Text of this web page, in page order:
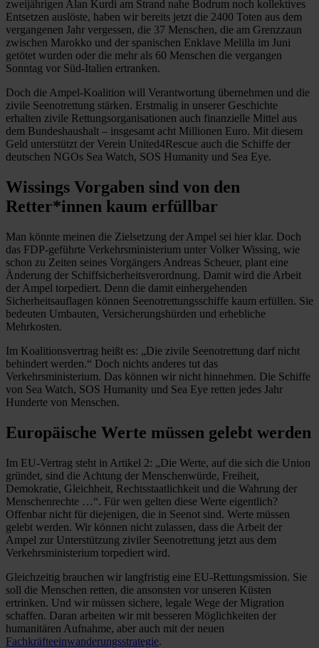
zweijährigen Alan Kurdi am Strand nahe Bodrum noch kollektives
Entsetzen auslöste, haben wir bereits jetzt die 2400 Toten aus dem
vergangenen Jahr vergessen, die 37 Menschen, die am Grenzzaun
zwischen Marokko und der spanischen Enklave Melilla im Juni
getötet wurden oder die mehr als 60 Menschen die vergangen
Sonntag vor Süd-Italien ertranken.
Doch die Ampel-Koalition will Verantwortung übernehmen und die
zivile Seenotrettung stärken. Erstmalig in unserer Geschichte
erhalten zivile Rettungsorganisationen auch finanzielle Mittel aus
dem Bundeshaushalt – insgesamt acht Millionen Euro. Mit diesem
Geld unterstützt der Verein United4Rescue auch die Schiffe der
deutschen NGOs Sea Watch, SOS Humanity und Sea Eye.
Wissings Vorgaben sind von den
Retter*innen kaum erfüllbar
Man könnte meinen die Zielsetzung der Ampel sei hier klar. Doch
das FDP-geführte Verkehrsministerium unter Volker Wissing, wie
schon zu Zeiten seines Vorgängers Andreas Scheuer, plant eine
Änderung der Schiffsicherheitsverordnung. Damit wird die Arbeit
der Ampel torpediert. Denn die damit einhergehenden
Sicherheitsauflagen können Seenotrettungsschiffe kaum erfüllen. Sie
bedeuten Umbauten, Versicherungshürden und erhebliche
Mehrkosten.
Im Koalitionsvertrag heißt es: „Die zivile Seenotrettung darf nicht
behindert werden.“ Doch nichts anderes tut das
Verkehrsministerium. Das können wir nicht hinnehmen. Die Schiffe
von Sea Watch, SOS Humanity und Sea Eye retten jedes Jahr
Hunderte von Menschen.
Europäische Werte müssen gelebt werden
Im EU-Vertrag steht in Artikel 2: „Die Werte, auf die sich die Union
gründet, sind die Achtung der Menschenwürde, Freiheit,
Demokratie, Gleichheit, Rechtsstaatlichkeit und die Wahrung der
Menschenrechte …“. Für wen gelten diese Werte eigentlich?
Offenbar nicht für diejenigen, die in Seenot sind. Werte müssen
gelebt werden. Wir können nicht zulassen, dass die Arbeit der
Ampel zur Unterstützung ziviler Seenotrettung jetzt aus dem
Verkehrsministerium torpediert wird.
Gleichzeitig brauchen wir langfristig eine EU-Rettungsmission. Sie
soll die Menschen retten, die ansonsten vor unseren Küsten
ertrinken. Und wir müssen sichere, legale Wege der Migration
schaffen. Daran arbeiten wir mit besseren Möglichkeiten der
humanitären Aufnahme, aber auch mit der neuen
Fachkräfteeinwanderungsstrategie.